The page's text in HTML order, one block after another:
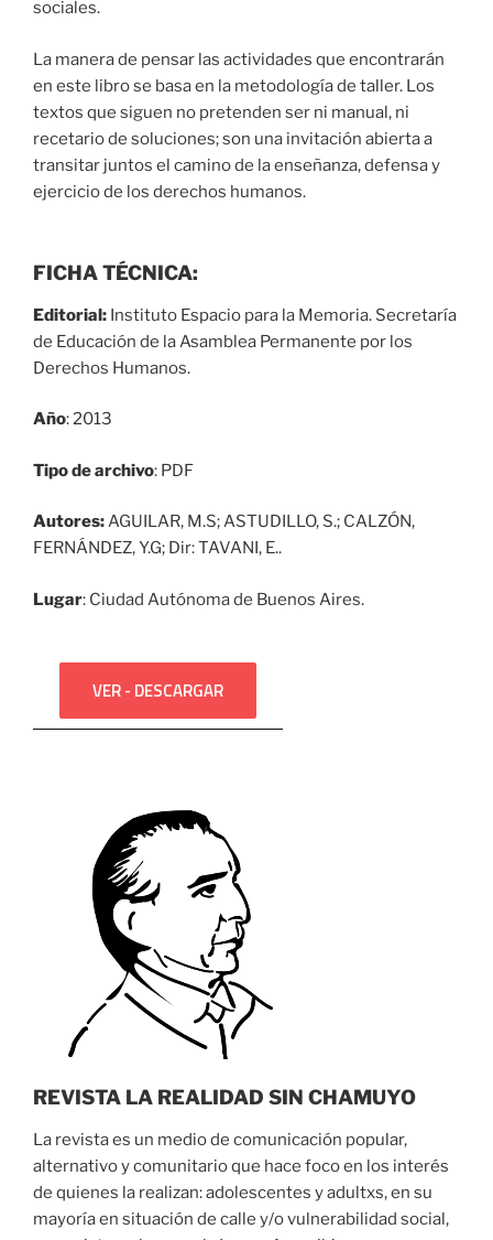
sociales.
La manera de pensar las actividades que encontrarán
en este libro se basa en la metodología de taller. Los
textos que siguen no pretenden ser ni manual, ni
recetario de soluciones; son una invitación abierta a
transitar juntos el camino de la enseñanza, defensa y
ejercicio de los derechos humanos.
FICHA TÉCNICA:
Editorial: Instituto Espacio para la Memoria. Secretaría
de Educación de la Asamblea Permanente por los
Derechos Humanos.
Año: 2013
Tipo de archivo: PDF
Autores:AGUILAR, M.S; ASTUDILLO, S.; CALZÓN,
FERNÁNDEZ, Y.G; Dir: TAVANI, E..
Lugar: Ciudad Autónoma de Buenos Aires.
VER - DESCARGAR
REVISTA LA REALIDAD SIN CHAMUYO
La revista es un medio de comunicación popular,
alternativo y comunitario que hace foco en los interés
de quienes la realizan: adolescentes y adultxs, en su
mayoría en situación de calle y/o vulnerabilidad social,